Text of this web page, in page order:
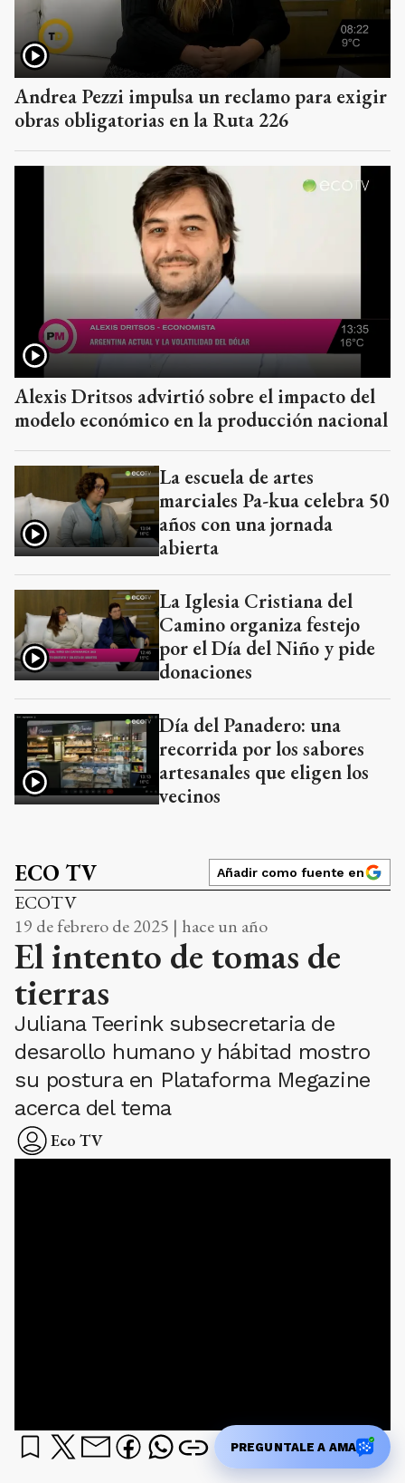
Andrea Pezzi impulsa un reclamo para exigir
obras obligatorias en la Ruta 226
Alexis Dritsos advirtió sobre el impacto del
modelo económico en la producción nacional
La escuela de artes
marciales Pa-kua celebra 50
años con una jornada
abierta
La Iglesia Cristiana del
Camino organiza festejo
por el Día del Niño y pide
donaciones
Día del Panadero: una
recorrida por los sabores
artesanales que eligen los
vecinos
ECO TV Añadir como fuente en
ECOTV
19 de febrero de 2025 | hace un año
El intento de tomas de
tierras
Juliana Teerink subsecretaria de
desarollo humano y hábitad mostro
su postura en Plataforma Megazine
acerca del tema
Eco TV
PREGUNTALE A AMA